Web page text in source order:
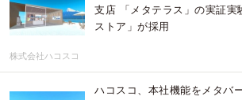
支店 「メタテラス」の実証実
ストア」が採用
株式会社ハコスコ
ハコスコ、本社機能をメタバ